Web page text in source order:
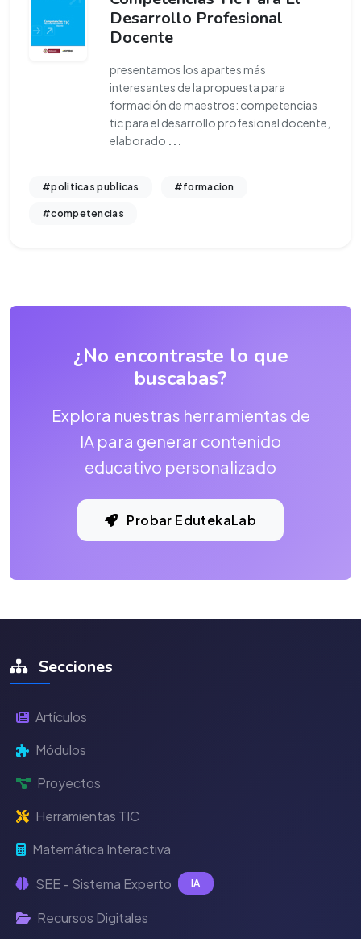
Desarrollo Profesional
Docente
presentamos los apartes más
interesantes de la propuesta para
formación de maestros: competencias
tic para el desarrollo profesional docente,
elaborado ...
#politicas publicas #formacion
#competencias
¿No encontraste lo que
buscabas?
Explora nuestras herramientas de
IA para generar contenido
educativo personalizado
Probar EdutekaLab
Secciones
Artículos
Módulos
Proyectos
Herramientas TIC
Matemática Interactiva
SEE - Sistema Experto IA
Recursos Digitales